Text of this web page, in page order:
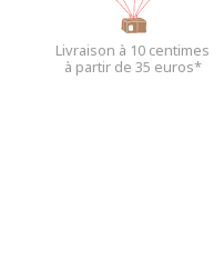
Livraison à 10 centimes
à partir de 35 euros*